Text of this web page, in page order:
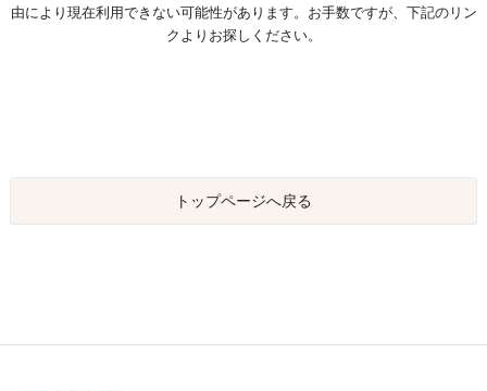
由により現在利用できない可能性があります。お手数ですが、下記のリン
クよりお探しください。
トップページへ戻る